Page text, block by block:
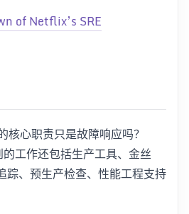
of Netflix’s SRE
心职责只是故障响应吗？
工作还包括生产工具、金丝
踪、预生产检查、性能工程支持